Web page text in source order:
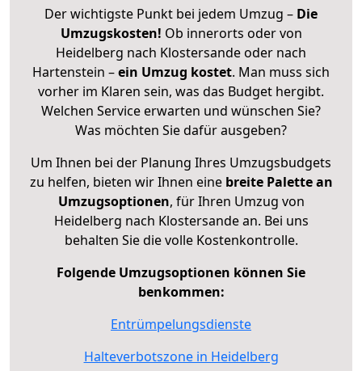
Der wichtigste Punkt bei jedem Umzug – Die
Umzugskosten! Ob innerorts oder von
Heidelberg nach Klostersande oder nach
Hartenstein –ein Umzug kostet. Man muss sich
vorher im Klaren sein, was das Budget hergibt.
Welchen Service erwarten und wünschen Sie?
Was möchten Sie dafür ausgeben?
Um Ihnen bei der Planung Ihres Umzugsbudgets
zu helfen, bieten wir Ihnen eine breite Palette an
Umzugsoptionen, für Ihren Umzug von
Heidelberg nach Klostersande an. Bei uns
behalten Sie die volle Kostenkontrolle.
Folgende Umzugsoptionen können Sie
benkommen:
Entrümpelungsdienste
Halteverbotszone in Heidelberg